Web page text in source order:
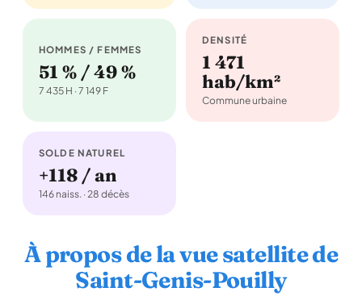
HOMMES / FEMMES
51 % / 49 %
7 435 H · 7 149 F
DENSITÉ
1 471
hab/km²
Commune urbaine
SOLDE NATUREL
+118 / an
146 naiss. · 28 décès
À propos de la vue satellite de
Saint-Genis-Pouilly